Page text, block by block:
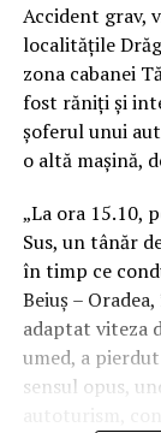
Accident grav,
localitățile
zona cabanei
fost răniți și
şoferul unui
o altă maşină,
„La ora 15.10,
Sus, un tânăr
în timp ce
Beiuş –
adaptat viteza
umed, a
sensul opus,